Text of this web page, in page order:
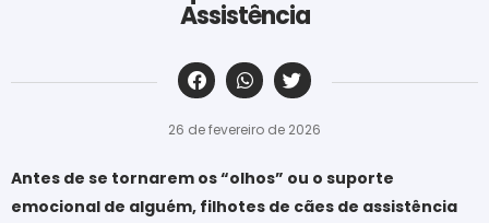
Assistência
‎ ‎ ‎ ‎ ‎ ‎ ‎ ‎ ‎ ‎ ‎ ‎ ‎ ‎ ‎ ‎ ‎ ‎ ‎ ‎ ‎ ‎ ‎ ‎ ‎ ‎ ‎ ‎ ‎ ‎ ‎
26 de fevereiro de 2026
Antes de se tornarem os “olhos” ou o suporte
emocional de alguém, filhotes de cães de assistência